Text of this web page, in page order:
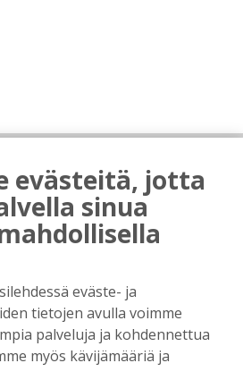
Hingunniemi, tiet,
työllisyys, lääkäripula… –
Essayahin kanssa piisasi
6.8.2026 16:00
vakavaraisuus vahvistui –
muutos heijastui alkuvuoden
evästeitä, jotta
sinua
eväste- ja
tietojen avulla voimme
palveluja ja kohdennettua
myös kävijämääriä ja